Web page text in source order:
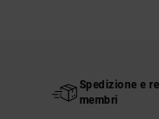
Spedizione e
membri